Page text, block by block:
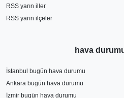
RSS yarın iller
RSS yarın ilçeler
hava
İstanbul bugün hava durumu
Ankara bugün hava durumu
İzmir bugün hava durumu